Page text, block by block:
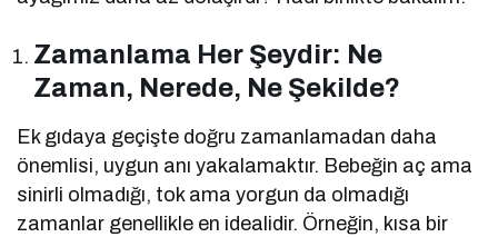
Zamanlama Her Şeydir: Ne
Zaman, Nerede, Ne Şekilde?
Ek gıdaya geçişte doğru zamanlamadan daha
önemlisi, uygun anı yakalamaktır. Bebeğin aç ama
sinirli olmadığı, tok ama yorgun da olmadığı
zamanlar genellikle en idealidir. Örneğin, kısa bir